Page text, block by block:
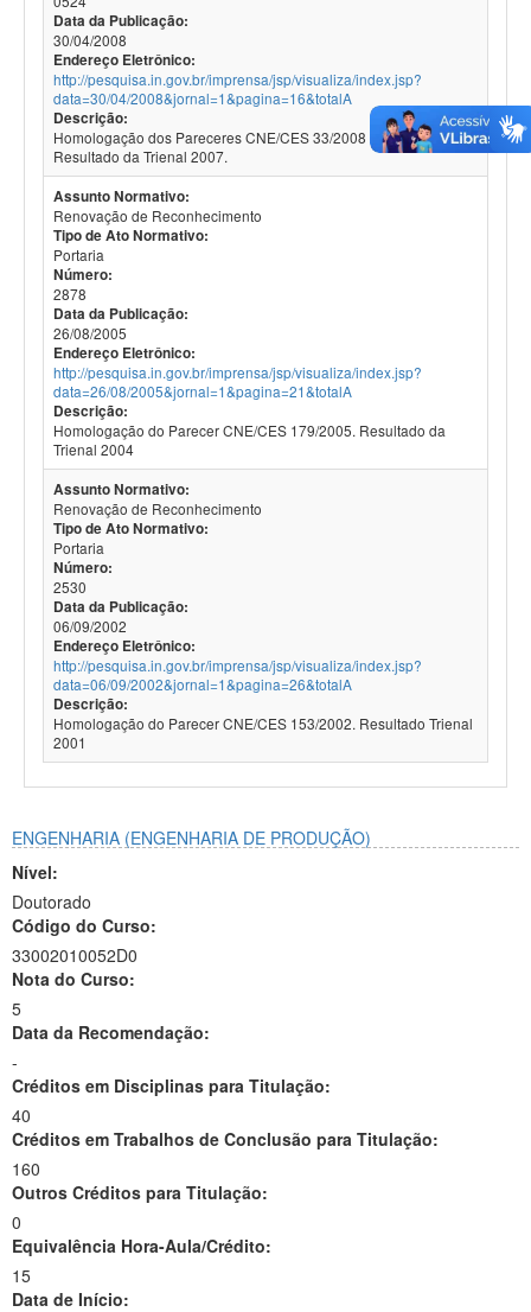
Data da Publicação:
30/04/2008
Endereço Eletrônico:
http://pesquisa.in.gov.br/imprensa/jsp/visualiza/index.jsp?
data=30/04/2008&jornal=1&pagina=16&totalA
Descrição:
Homologação dos Pareceres CNE/CES 33/2008 e 217/2008.
Resultado da Trienal 2007.
Assunto Normativo:
Renovação de Reconhecimento
Tipo de Ato Normativo:
Portaria
Número:
2878
Data da Publicação:
26/08/2005
Endereço Eletrônico:
http://pesquisa.in.gov.br/imprensa/jsp/visualiza/index.jsp?
data=26/08/2005&jornal=1&pagina=21&totalA
Descrição:
Homologação do Parecer CNE/CES 179/2005. Resultado da
Trienal 2004
Assunto Normativo:
Renovação de Reconhecimento
Tipo de Ato Normativo:
Portaria
Número:
2530
Data da Publicação:
06/09/2002
Endereço Eletrônico:
http://pesquisa.in.gov.br/imprensa/jsp/visualiza/index.jsp?
data=06/09/2002&jornal=1&pagina=26&totalA
Descrição:
Homologação do Parecer CNE/CES 153/2002. Resultado Trienal
2001
ENGENHARIA (ENGENHARIA DE PRODUÇÃO)
Nível:
Doutorado
Código do Curso:
33002010052D0
Nota do Curso:
5
Data da Recomendação:
-
Créditos em Disciplinas para Titulação:
40
Créditos em Trabalhos de Conclusão para Titulação:
160
Outros Créditos para Titulação:
0
Equivalência Hora-Aula/Crédito:
15
Data de Início: